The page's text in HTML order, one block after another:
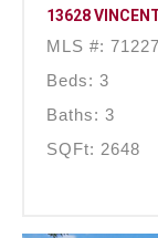
13628
MLS #:
Beds: 3
Baths: 3
SQFt: 2648